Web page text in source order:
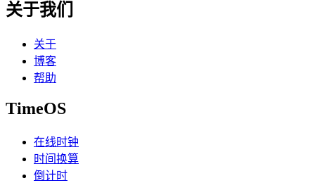
关于我们
关于
博客
帮助
TimeOS
在线时钟
时间换算
倒计时